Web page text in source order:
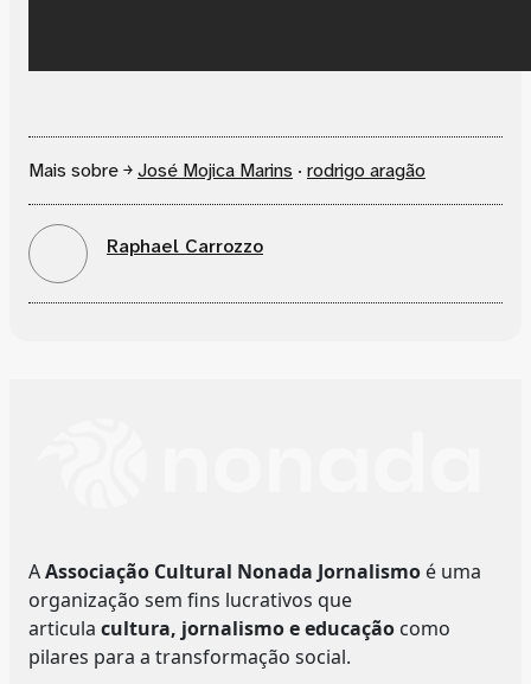
Mais sobre ￫José Mojica Marins · rodrigo aragão
Raphael Carrozzo
AAssociação Cultural Nonada Jornalismo é uma
organização sem fins lucrativos que
articula cultura, jornalismo e educação como
pilares para a transformação social.